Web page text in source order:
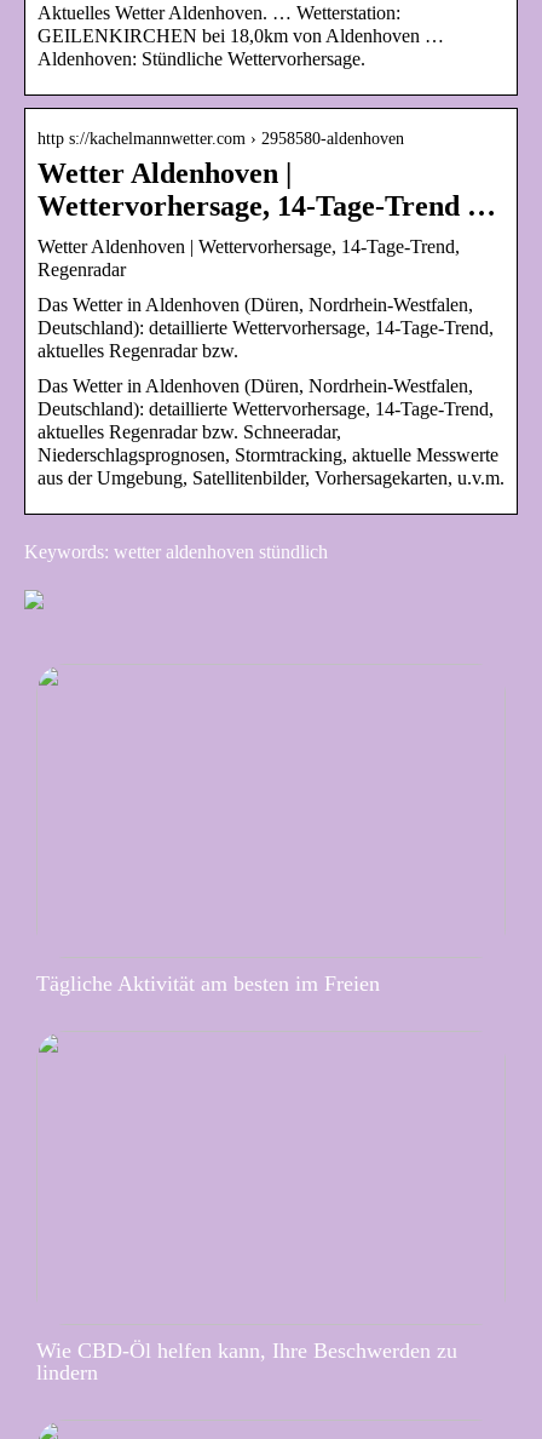
Aktuelles Wetter Aldenhoven. … Wetterstation:
GEILENKIRCHEN bei 18,0km von Aldenhoven …
Aldenhoven: Stündliche Wettervorhersage.
http s://kachelmannwetter.com › 2958580-aldenhoven
Wetter Aldenhoven |
Wettervorhersage, 14-Tage-Trend …
Wetter Aldenhoven | Wettervorhersage, 14-Tage-Trend,
Regenradar
Das Wetter in Aldenhoven (Düren, Nordrhein-Westfalen,
Deutschland): detaillierte Wettervorhersage, 14-Tage-Trend,
aktuelles Regenradar bzw.
Das Wetter in Aldenhoven (Düren, Nordrhein-Westfalen,
Deutschland): detaillierte Wettervorhersage, 14-Tage-Trend,
aktuelles Regenradar bzw. Schneeradar,
Niederschlagsprognosen, Stormtracking, aktuelle Messwerte
aus der Umgebung, Satellitenbilder, Vorhersagekarten, u.v.m.
Keywords: wetter aldenhoven stündlich
Tägliche Aktivität am besten im Freien
Wie CBD-Öl helfen kann, Ihre Beschwerden zu
lindern